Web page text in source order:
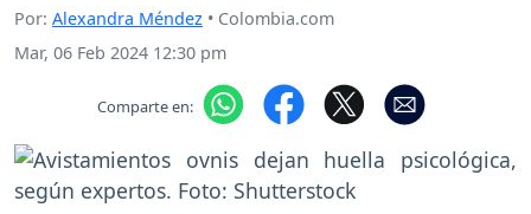
Por: Alexandra Méndez • Colombia.com
Mar, 06 Feb 2024 12:30 pm
Comparte en: